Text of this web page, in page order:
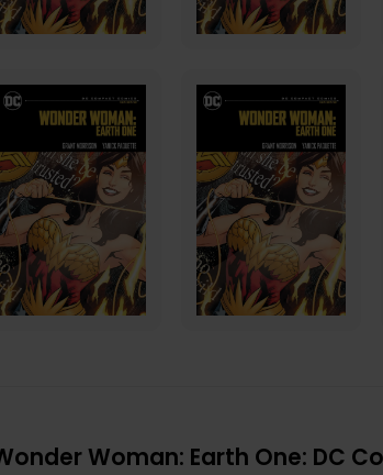
Woman: Earth One: DC